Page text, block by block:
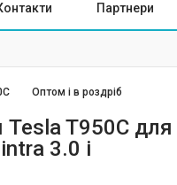
Партнери
Оптом і в роздріб
T950C для
3.0 i